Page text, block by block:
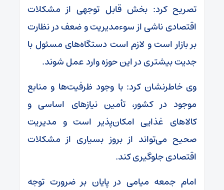
تصریح کرد: بخش قابل توجهی از مشکلات
اقتصادی ناشی از سوءمدیریت و ضعف در نظارت
بر بازار است و لازم است دستگاه‌های مسئول با
جدیت بیشتری در این حوزه وارد عمل شوند.
وی خاطرنشان کرد: با وجود ظرفیت‌ها و منابع
موجود در کشور، تأمین نیازهای اساسی و
کالاهای غذایی امکان‌پذیر است و مدیریت
صحیح می‌تواند از بروز بسیاری از مشکلات
اقتصادی جلوگیری کند.
امام جمعه میامی در پایان بر ضرورت توجه